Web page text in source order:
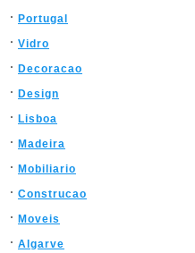
Portugal
Vidro
Decoracao
Design
Lisboa
Madeira
Mobiliario
Construcao
Moveis
Algarve